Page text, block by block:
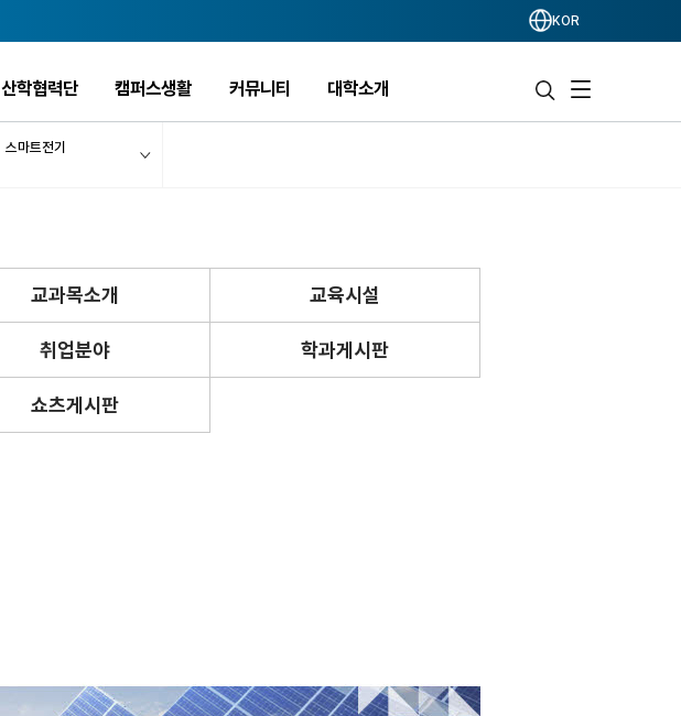
KOR
산학협력단 캠퍼스생활 커뮤니티 대학소개
스마트전기
교과목소개 교육시설
취업분야 학과게시판
쇼츠게시판